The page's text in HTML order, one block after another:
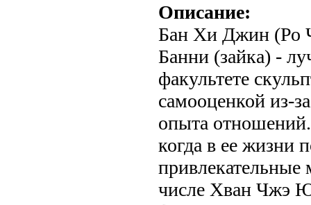
Описание:
Бан Хи Джин (Ро
Банни (зайка) -
факультете
самооценкой из-
опыта
когда в ее жизни
числе Хван Чжэ